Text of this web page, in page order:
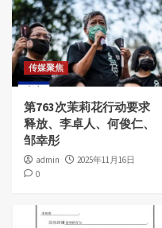
传媒聚焦
第763次茉莉花行动要求
释放、李卓人、何俊仁、
邹幸彤
admin
2025年11月16日
0